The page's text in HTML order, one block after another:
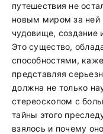
путешествия не
новым миром за ней
чудовище, создание
Это существо,
способностями,
представляя
должна не только
стереоскопом с
тайны этого
взялось и почему